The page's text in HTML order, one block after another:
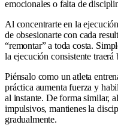
emocionales o falta de
Al concentrarte en la
de obsesionarte con cada
“remontar” a toda costa.
la ejecución consistente
Piénsalo como un atleta
práctica aumenta fuerza y
al instante. De forma similar,
impulsivos, mantienes la
gradualmente.